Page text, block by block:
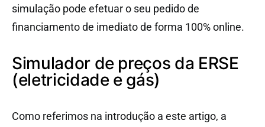
simulação pode efetuar o seu pedido de
financiamento de imediato de forma 100% online.
Simulador de preços da ERSE
(eletricidade e gás)
Como referimos na introdução a este artigo, a